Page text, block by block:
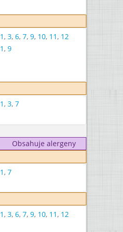
1, 3, 6, 7, 9, 10, 11, 12
1, 9
1, 3, 7
Obsahuje alergeny
1, 7
1, 3, 6, 7, 9, 10, 11, 12